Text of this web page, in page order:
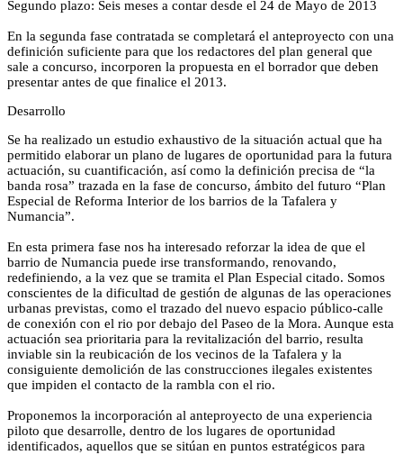
Segundo plazo: Seis meses a contar desde el 24 de Mayo de 2013
En la segunda fase contratada se completará el anteproyecto con una
definición suficiente para que los redactores del plan general que
sale a concurso, incorporen la propuesta en el borrador que deben
presentar antes de que finalice el 2013.
Desarrollo
Se ha realizado un estudio exhaustivo de la situación actual que ha
permitido elaborar un plano de lugares de oportunidad para la futura
actuación, su cuantificación, así como la definición precisa de “la
banda rosa” trazada en la fase de concurso, ámbito del futuro “Plan
Especial de Reforma Interior de los barrios de la Tafalera y
Numancia”.
En esta primera fase nos ha interesado reforzar la idea de que el
barrio de Numancia puede irse transformando, renovando,
redefiniendo, a la vez que se tramita el Plan Especial citado. Somos
conscientes de la dificultad de gestión de algunas de las operaciones
urbanas previstas, como el trazado del nuevo espacio público-calle
de conexión con el rio por debajo del Paseo de la Mora. Aunque esta
actuación sea prioritaria para la revitalización del barrio, resulta
inviable sin la reubicación de los vecinos de la Tafalera y la
consiguiente demolición de las construcciones ilegales existentes
que impiden el contacto de la rambla con el rio.
Proponemos la incorporación al anteproyecto de una experiencia
piloto que desarrolle, dentro de los lugares de oportunidad
identificados, aquellos que se sitúan en puntos estratégicos para